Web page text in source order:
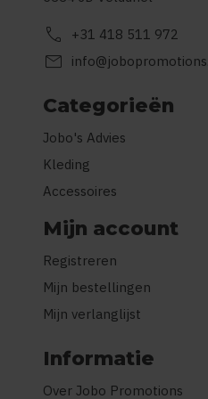
call +31 418 511 972
mail
Categorieën
Jobo's Advies
Kleding
Accessoires
Mijn account
Registreren
Mijn bestellingen
Mijn verlanglijst
Informatie
Over Jobo Promotions